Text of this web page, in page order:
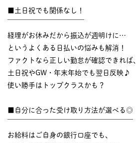
■土日祝でも関係なし！
経理がお休みだから振込が週明けに…
というよくある日払いの悩みも解消！
ファクトなら正しい勤怠が確認できれば、
土日祝やGW・年末年始でも翌日反映♪
使い勝手はトップクラスかも？
■自分に合った受け取り方法が選べる◎
お給料はご自身の銀行口座でも、